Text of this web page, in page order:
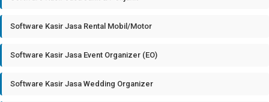
Software Kasir Jasa Rental Mobil/Motor
Software Kasir Jasa Event Organizer (EO)
Software Kasir Jasa Wedding Organizer